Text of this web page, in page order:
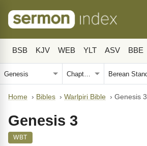
BSB KJV WEB YLT ASV BBE
Home › Bibles › Warlpiri Bible › Genesis 3
Genesis 3
WBT